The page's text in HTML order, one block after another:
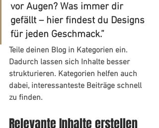
vor Augen? Was immer dir
gefällt – hier findest du Designs
für jeden Geschmack.”
Teile deinen Blog in Kategorien ein.
Dadurch lassen sich Inhalte besser
strukturieren. Kategorien helfen auch
dabei, interessanteste Beiträge schnell
zu finden.
Relevante Inhalte erstellen